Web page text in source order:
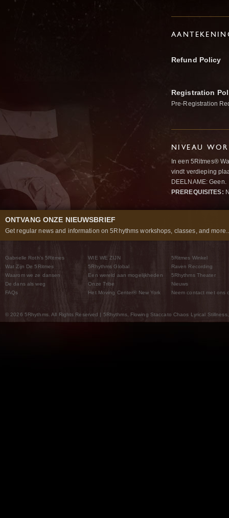
Refund Policy
Registration
Pre-Registration
NIVEAU
In een 5Ritmes®
vindt verdieping
DEELNAME: Geen.
PREREQUISITES:
ONTVANG ONZE NIEUWSBRIEF
Get regular news and information on 5Rhythms workshops, classes, and
Gabrielle Roth’s 5Ritmes
Wat Zijn De 5Ritmes
Waarom we ze dansen
De dans als weg
FAQs
WIE WE ZIJN
5Rhythms Global
Een wereld aan mogelijkheden
Onze Tribe
Het Moving Center® New York
5Ritmes Winkel
Raven Recording
5Rhythms Theater
Nieuws
Neem contact met ons
© 2026 5Rhythms. All Rights Reserved | 5Rhythms, Flowing Staccato Chaos Lyrical